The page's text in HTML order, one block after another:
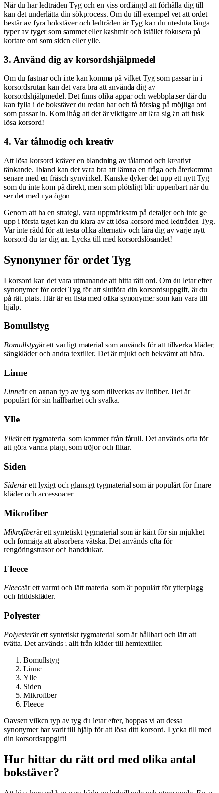
När du har ledtråden Tyg och en viss ordlängd att förhålla dig till
kan det underlätta din sökprocess. Om du till exempel vet att ordet
består av fyra bokstäver och ledtråden är Tyg kan du utesluta långa
typer av tyger som sammet eller kashmir och istället fokusera på
kortare ord som siden eller ylle.
3. Använd dig av korsordshjälpmedel
Om du fastnar och inte kan komma på vilket Tyg som passar in i
korsordsrutan kan det vara bra att använda dig av
korsordshjälpmedel. Det finns olika appar och webbplatser där du
kan fylla i de bokstäver du redan har och få förslag på möjliga ord
som passar in. Kom ihåg att det är viktigare att lära sig än att fusk
lösa korsord!
4. Var tålmodig och kreativ
Att lösa korsord kräver en blandning av tålamod och kreativt
tänkande. Ibland kan det vara bra att lämna en fråga och återkomma
senare med en fräsch synvinkel. Kanske dyker det upp ett nytt Tyg
som du inte kom på direkt, men som plötsligt blir uppenbart när du
ser det med nya ögon.
Genom att ha en strategi, vara uppmärksam på detaljer och inte ge
upp i första taget kan du klara av att lösa korsord med ledtråden Tyg.
Var inte rädd för att testa olika alternativ och lära dig av varje nytt
korsord du tar dig an. Lycka till med korsordslösandet!
Synonymer för ordet Tyg
I korsord kan det vara utmanande att hitta rätt ord. Om du letar efter
synonymer för ordet Tyg för att slutföra din korsordsuppgift, är du
på rätt plats. Här är en lista med olika synonymer som kan vara till
hjälp.
Bomullstyg
Bomullstygär ett vanligt material som används för att tillverka kläder,
sängkläder och andra textilier. Det är mjukt och bekvämt att bära.
Linne
Linneär en annan typ av tyg som tillverkas av linfiber. Det är
populärt för sin hållbarhet och svalka.
Ylle
Ylleär ett tygmaterial som kommer från fårull. Det används ofta för
att göra varma plagg som tröjor och filtar.
Siden
Sidenär ett lyxigt och glansigt tygmaterial som är populärt för finare
kläder och accessoarer.
Mikrofiber
Mikrofiberär ett syntetiskt tygmaterial som är känt för sin mjukhet
och förmåga att absorbera vätska. Det används ofta för
rengöringstrasor och handdukar.
Fleece
Fleeceär ett varmt och lätt material som är populärt för ytterplagg
och fritidskläder.
Polyester
Polyesterär ett syntetiskt tygmaterial som är hållbart och lätt att
tvätta. Det används i allt från kläder till hemtextilier.
Bomullstyg
Linne
Ylle
Siden
Mikrofiber
Fleece
Oavsett vilken typ av tyg du letar efter, hoppas vi att dessa
synonymer har varit till hjälp för att lösa ditt korsord. Lycka till med
din korsordsuppgift!
Hur hittar du rätt ord med olika antal
bokstäver?